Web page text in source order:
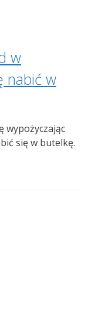
w
nabić w
wypożyczając
się w butelkę.